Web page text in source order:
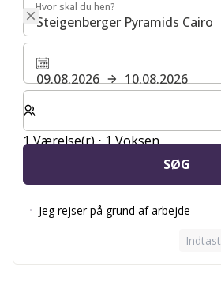
Hvor skal du hen?
Hvor skal du hen?
09.08.2026
10.08.2026
Vælg antal værelser og gæster til
1 Værelse(r) ⋅ 1 Voksen
SØG
Jeg rejser på grund af arbejde